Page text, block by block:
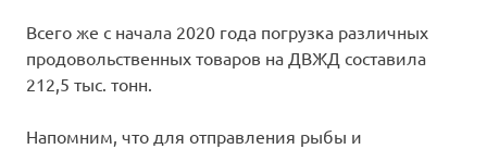
Всего же с начала 2020 года погрузка различных
продовольственных товаров на ДВЖД составила
212,5 тыс. тонн.
Напомним, что для отправления рыбы и